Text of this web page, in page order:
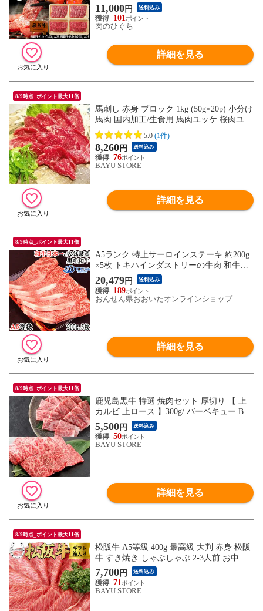
き肉 バーベキューセット hrp dc
11,000円 送料込み
101
肉のひぐち
詳細を見る
8/9時点_ポイント最大11倍
馬刺し 赤身 ブロック 1kg (50g×20p) 小分け
馬肉 国内加工/生食用 馬肉ユッケ 桜肉ユッ
ケ 刺身 馬刺 赤身肉 ブロック肉 熊本名物
5.0 (1件)
8,260円 送料込み
76
BAYU STORE
詳細を見る
8/9時点_ポイント最大11倍
A5ランク 特上サーロインステーキ 約200g
×5枚 トキハインダストリーの牛肉 和牛日
本一の大分県産 おおいた和牛 豊後牛【送
料込】
20,479円 送料込み
189
おんせん県おおいたオンラインショップ
詳細を見る
8/9時点_ポイント最大11倍
鹿児島黒牛 特選 焼肉セット 厚切り 【 上
カルビ 上ロース 】300g/ バーベキュー BB
Q カルビ 牛バラ肉 ロース 霜降り 牛肉 和
牛 国産牛 焼肉 黒毛和牛
5,500円 送料込み
50
BAYU STORE
詳細を見る
8/9時点_ポイント最大11倍
松阪牛 A5等級 400g 最高級 大判 赤身 松阪
牛 すき焼き しゃぶしゃぶ 2-3人前 お中元
ギフト 高級 松坂牛 最高級 肉 赤身肉 箱入
り 松阪牛 肉 ギフト 内祝い 御歳暮 御中元
お中元 お歳暮 送料無料
7,700円 送料込み
71
BAYU STORE